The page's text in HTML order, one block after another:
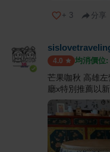
+ 3 分享
4.0 均消價位:
芒果咖秋 高雄
廳x特別推薦以